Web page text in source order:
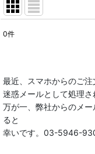
並び順:
0件
最近、スマホからのご
迷惑メールとして処理さ
万が一、弊社からのメ
ると
幸いです。03-5946-